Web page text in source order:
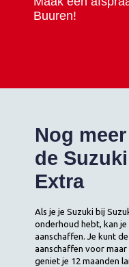
Buuren!
Nog
de
Extra
Als je je Suzuki bij
onderhoud hebt, kan je
aanschaffen. Je kunt
aanschaffen voor
geniet je 12 maanden